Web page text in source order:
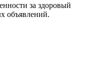
за здоровый
объявлений.